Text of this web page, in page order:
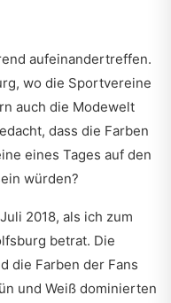
aufeinandertreffen.
wo die Sportvereine
auch die Modewelt
dass die Farben
eines Tages auf den
würden?
2018, als ich zum
betrat. Die
die Farben der Fans
und Weiß dominierten